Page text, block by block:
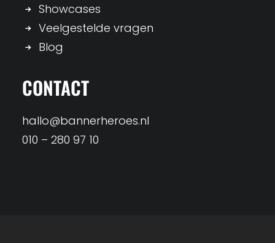
Showcases
Veelgestelde vragen
Blog
CONTACT
hallo@bannerheroes.nl
010 – 280 97 10